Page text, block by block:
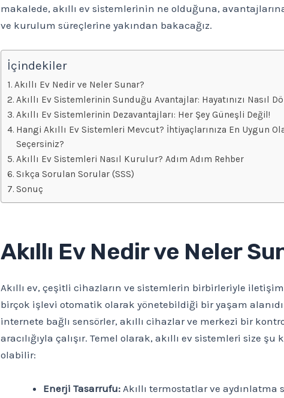
makalede, akıllı ev sistemlerinin ne olduğuna,
ve kurulum süreçlerine yakından bakacağız.
İçindekiler
Akıllı Ev Nedir ve Neler Sunar?
Akıllı Ev Sistemlerinin Sunduğu Avantajlar: Hayatınızı Nasıl
Akıllı Ev Sistemlerinin Dezavantajları: Her Şey Güneşli Değil!
Hangi Akıllı Ev Sistemleri Mevcut? İhtiyaçlarınıza En Uygun
Seçersiniz?
Akıllı Ev Sistemleri Nasıl Kurulur? Adım Adım Rehber
Sıkça Sorulan Sorular (SSS)
Sonuç
Akıllı Ev Nedir ve Neler
Akıllı ev, çeşitli cihazların ve sistemlerin birbirleriyle
birçok işlevi otomatik olarak yönetebildiği bir yaşam
internete bağlı sensörler, akıllı cihazlar ve merkezi bir
aracılığıyla çalışır. Temel olarak, akıllı ev sistemleri size şu
olabilir:
Enerji Tasarrufu:Akıllı termostatlar ve aydınlatma